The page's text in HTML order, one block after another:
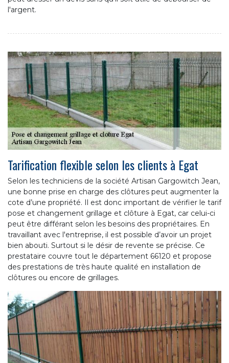
l'argent.
Tarification flexible selon les clients à Egat
Selon les techniciens de la société Artisan Gargowitch Jean,
une bonne prise en charge des clôtures peut augmenter la
cote d’une propriété. Il est donc important de vérifier le tarif
pose et changement grillage et clôture à Egat, car celui-ci
peut être différant selon les besoins des propriétaires. En
travaillant avec l'entreprise, il est possible d’avoir un projet
bien abouti. Surtout si le désir de revente se précise. Ce
prestataire couvre tout le département 66120 et propose
des prestations de très haute qualité en installation de
clôtures ou encore de grillages.